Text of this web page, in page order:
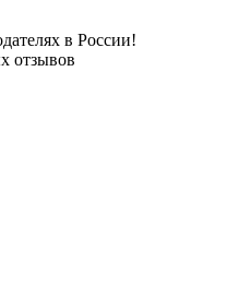
в России!
отзывов